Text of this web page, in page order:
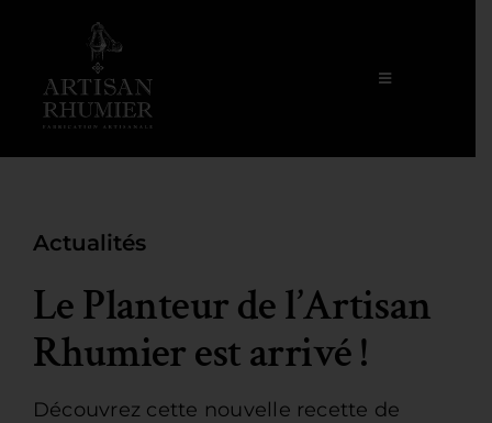
Toggle
Nous Suivre
Actualités
Le Planteur de l’Artisan
Rhumier est arrivé !
Découvrez cette nouvelle recette de